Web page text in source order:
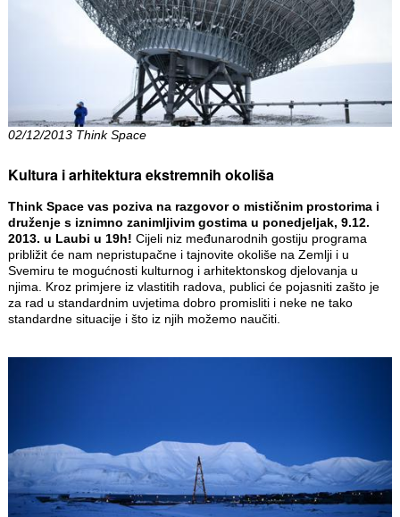
02/12/2013 Think Space
Kultura i arhitektura ekstremnih okoliša
Think Space vas poziva na razgovor o mističnim prostorima i
druženje s iznimno zanimljivim gostima u ponedjeljak, 9.12.
2013. u Laubi u 19h! Cijeli niz međunarodnih gostiju programa
približit će nam nepristupačne i tajnovite okoliše na Zemlji i u
Svemiru te mogućnosti kulturnog i arhitektonskog djelovanja u
njima. Kroz primjere iz vlastitih radova, publici će pojasniti zašto je
za rad u standardnim uvjetima dobro promisliti i neke ne tako
standardne situacije i što iz njih možemo naučiti.